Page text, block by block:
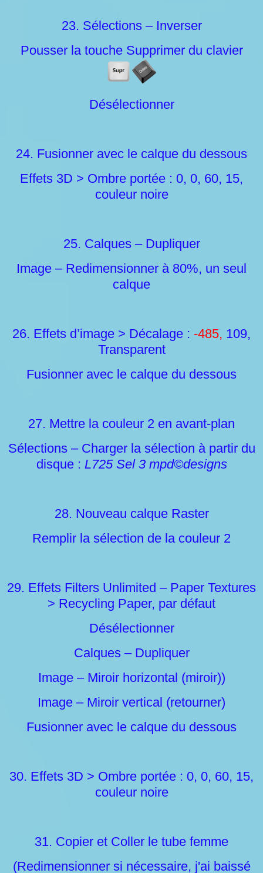
23. Sélections – Inverser
Pousser la touche Supprimer du clavier
Désélectionner
24. Fusionner avec le calque du dessous
Effets 3D > Ombre portée : 0, 0, 60, 15,
couleur noire
25. Calques – Dupliquer
Image – Redimensionner à 80%, un seul
calque
26. Effets d’image > Décalage : -485, 109,
Transparent
Fusionner avec le calque du dessous
27. Mettre la couleur 2 en avant-plan
Sélections – Charger la sélection à partir du
disque : L725 Sel 3 mpd©designs
28. Nouveau calque Raster
Remplir la sélection de la couleur 2
29. Effets Filters Unlimited – Paper Textures
> Recycling Paper, par défaut
Désélectionner
Calques – Dupliquer
Image – Miroir horizontal (miroir))
Image – Miroir vertical (retourner)
Fusionner avec le calque du dessous
30. Effets 3D > Ombre portée : 0, 0, 60, 15,
couleur noire
31. Copier et Coller le tube femme
(Redimensionner si nécessaire, j'ai baissé